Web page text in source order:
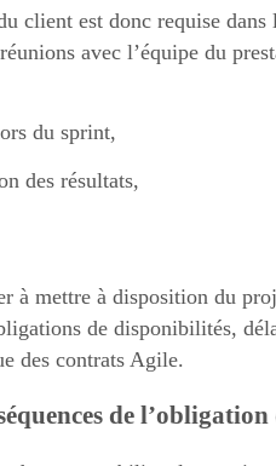
client est donc requise dans
avec l’équipe du
du sprint,
des résultats,
à mettre à disposition du
de disponibilités,
des contrats Agile.
de